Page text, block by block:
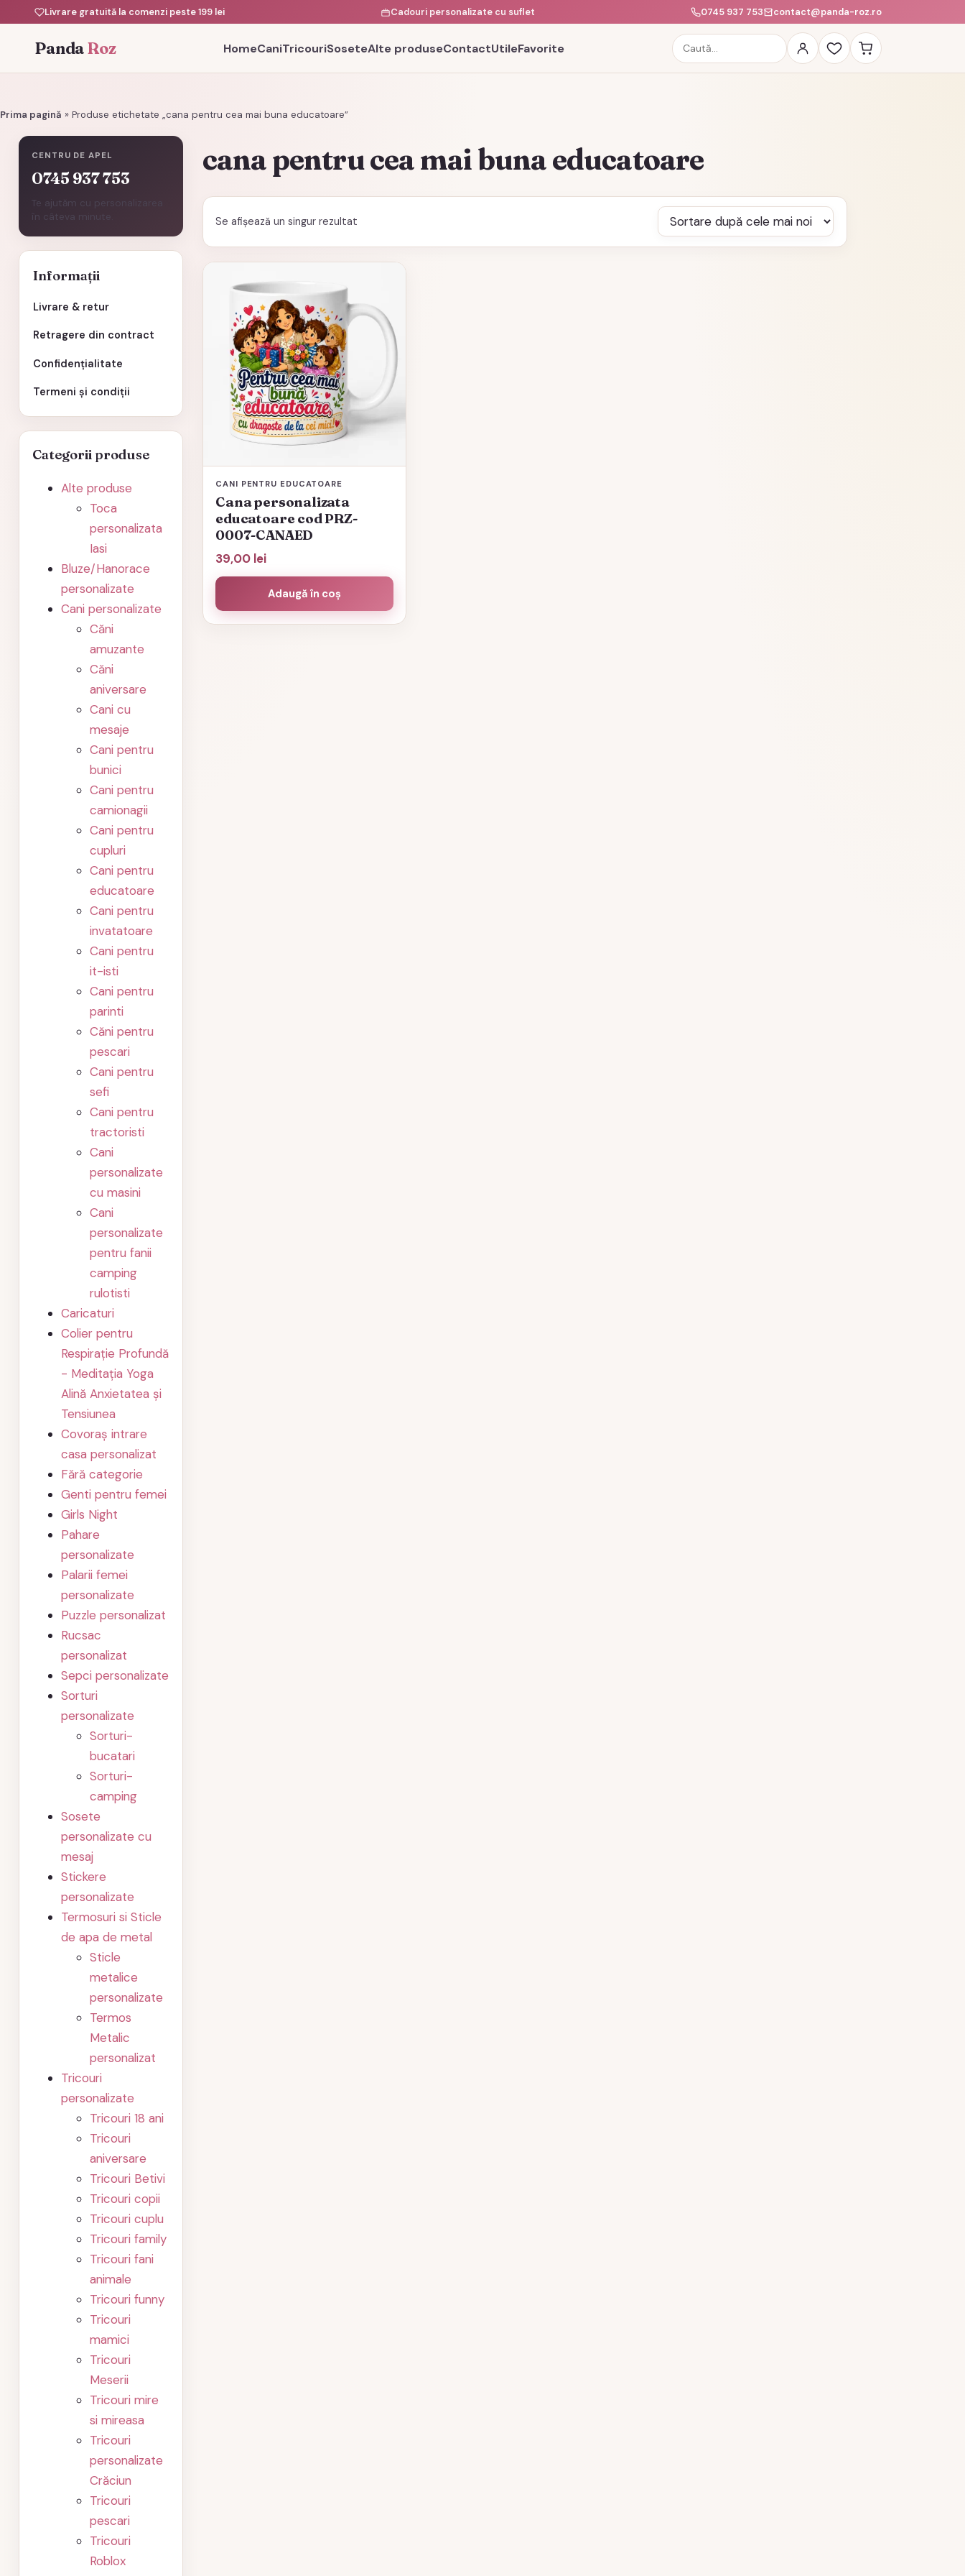
Livrare gratuită la comenzi peste 199 lei Cadouri personalizate cu suflet 0745 937 753 contact@panda-roz.ro
PandaRoz HomeCaniTricouriSoseteAlte produseContactUtileFavorite
Caută
produse
Prima pagină » Produse etichetate „cana pentru cea mai buna educatoare”
CENTRU DE APEL
0745 937 753
Te ajutăm cu personalizarea
în câteva minute.
Informații
Livrare & retur
Retragere din contract
Confidențialitate
Termeni și condiții
Categorii produse
Alte produse
Toca
personalizata
Iasi
Bluze/Hanorace
personalizate
Cani personalizate
Căni
amuzante
Căni
aniversare
Cani cu
mesaje
Cani pentru
bunici
Cani pentru
camionagii
Cani pentru
cupluri
Cani pentru
educatoare
Cani pentru
invatatoare
Cani pentru
it-isti
Cani pentru
parinti
Căni pentru
pescari
Cani pentru
sefi
Cani pentru
tractoristi
Cani
personalizate
cu masini
Cani
personalizate
pentru fanii
camping
rulotisti
Caricaturi
Colier pentru
Respirație Profundă
- Meditația Yoga
Alină Anxietatea și
Tensiunea
Covoraș intrare
casa personalizat
Fără categorie
Genti pentru femei
Girls Night
Pahare
personalizate
Palarii femei
personalizate
Puzzle personalizat
Rucsac
personalizat
Sepci personalizate
Sorturi
personalizate
Sorturi-
bucatari
Sorturi-
camping
Sosete
personalizate cu
mesaj
Stickere
personalizate
Termosuri si Sticle
de apa de metal
Sticle
metalice
personalizate
Termos
Metalic
personalizat
Tricouri
personalizate
Tricouri 18 ani
Tricouri
aniversare
Tricouri Betivi
Tricouri copii
Tricouri cuplu
Tricouri family
Tricouri fani
animale
Tricouri funny
Tricouri
mamici
Tricouri
Meserii
Tricouri mire
si mireasa
Tricouri
personalizate
Crăciun
Tricouri
pescari
Tricouri
Roblox
cana pentru cea mai buna educatoare
Se afișează un singur rezultat
CANI PENTRU EDUCATOARE
Cana personalizata
educatoare cod PRZ-
0007-CANAED
39,00 lei
Adaugă în coș